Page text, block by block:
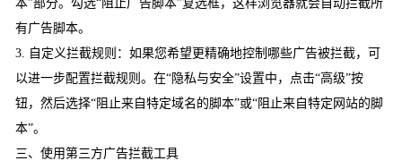
本”部分。勾选“阻止广告脚本”复选框，这样浏览器就会自动拦截所
有广告脚本。
3. 自定义拦截规则：如果您希望更精确地控制哪些广告被拦截，可
以进一步配置拦截规则。在“隐私与安全”设置中，点击“高级”按
钮，然后选择“阻止来自特定域名的脚本”或“阻止来自特定网站的脚
本”。
三、使用第三方广告拦截工具